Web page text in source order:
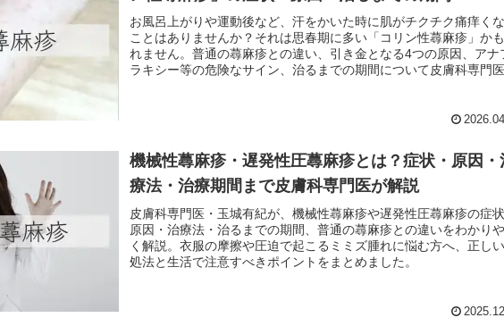
お風呂上がりや運動後など、汗をかいた時に肌がチクチク痛痒く
ことはありませんか？それは思春期に多い「コリン性蕁麻疹」か
れません。普通の蕁麻疹との違い、引き金となる4つの原因、アナ
ラキシー等の危険なサイン、治るまでの期間について皮膚科専門
機械性蕁麻疹・遅発性圧蕁麻疹とは？症状・原因・
療法・治療期間まで皮膚科専門医が解説
皮膚科専門医・玉城有紀が、機械性蕁麻疹や遅発性圧蕁麻疹の症状
原因・治療法・治るまでの期間、普通の蕁麻疹との違いをわかり
く解説。衣服の摩擦や圧迫で起こるミミズ腫れに悩む方へ、正し
処法と生活で注意すべきポイントをまとめました。